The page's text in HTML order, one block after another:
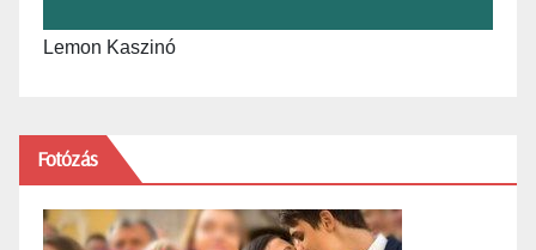
Lemon Kaszinó
Fotózás